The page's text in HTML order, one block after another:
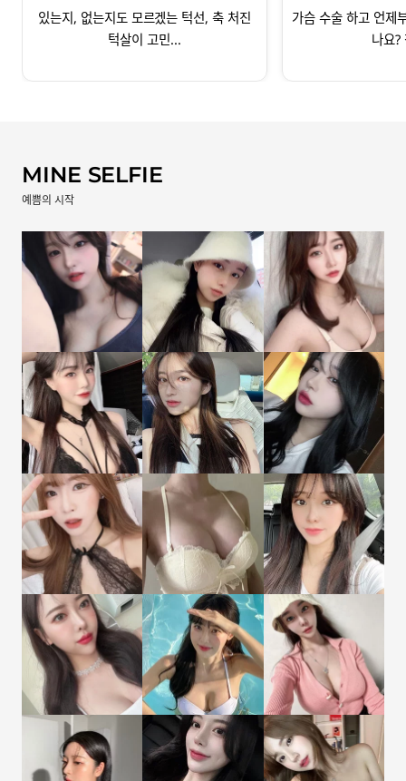
있는지, 없는지도 모르겠는 턱선, 축 처진
턱살이 고민...
가슴 수술 하고 언제
나요?
MINE SELFIE
예쁨의 시작